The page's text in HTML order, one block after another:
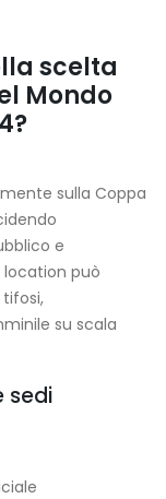
scelta
Mondo
sulla Coppa
e
location può
tifosi,
su scala
sedi